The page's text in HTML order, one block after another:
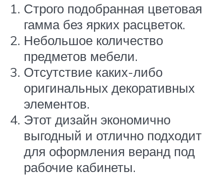
Строго подобранная цветовая
гамма без ярких расцветок.
Небольшое количество
предметов мебели.
Отсутствие каких-либо
оригинальных декоративных
элементов.
Этот дизайн экономично
выгодный и отлично подходит
для оформления веранд под
рабочие кабинеты.